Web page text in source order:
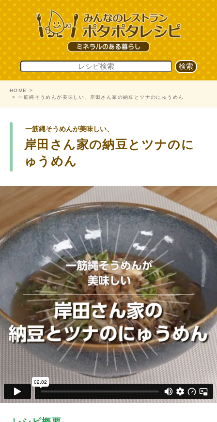
HOME
一筋縄そうめんが美味しい、岸田さん家の納豆とツナのにゅうめん
一筋縄そうめんが美味しい、
岸田さん家の納豆とツナのに
ゅうめん